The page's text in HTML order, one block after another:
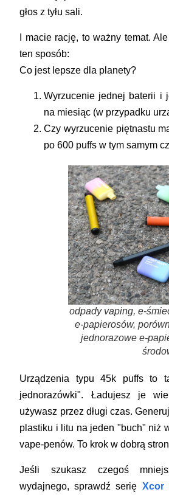
głos z tyłu sali.
I macie rację, to ważny temat.
ten sposób:
Co jest lepsze dla planety?
Wyrzucenie jednej baterii i
na miesiąc (w przypadku
Czy wyrzucenie piętnastu
po 600 puffs w tym samym
odpady vaping, e-
e-papierosów,
jednorazowe e-
Urządzenia typu 45k puffs to
jednorazówki". Ładujesz je
używasz przez długi czas.
plastiku i litu na jeden "buch" niż
vape-penów. To krok w dobrą
Jeśli szukasz czegoś
wydajnego, sprawdź serię Xcor